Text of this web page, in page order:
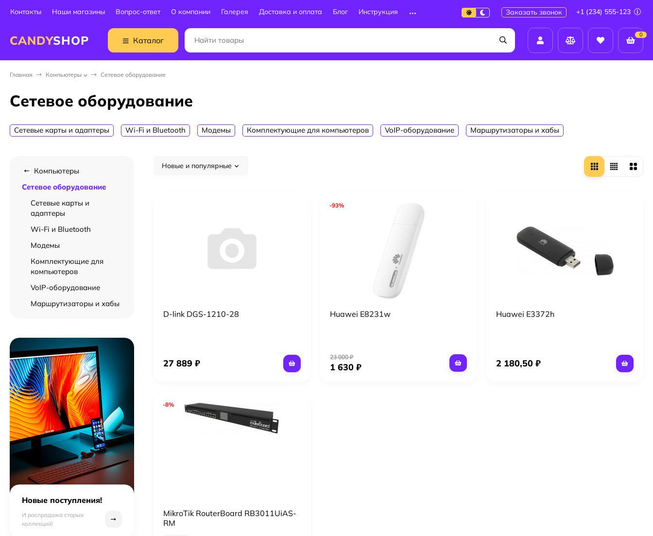
Контакты Наши магазины Вопрос-ответ О компании Галерея Доставка и оплата Блог Инструкция Заказать звонок +1 (234) 555-123
CANDYSHOP Каталог
0
Главная Компьютеры Сетевое оборудование
Сетевое оборудование
Сетевые карты и адаптеры Wi-Fi и Bluetooth Модемы Комплектующие для компьютеров VoIP-оборудование Маршрутизаторы и хабы
Новые и популярные
D-link DGS-1210-28
27 889 ₽
-93%
Huawei E8231w
23 000 ₽
1 630 ₽
Huawei E3372h
2 180,50 ₽
-8%
MikroTik RouterBoard RB3011UiAS-
RM
Компьютеры
Сетевое оборудование
Сетевые карты и
адаптеры
Wi-Fi и Bluetooth
Модемы
Комплектующие для
компьютеров
VoIP-оборудование
Маршрутизаторы и хабы
Новые поступления!
И распродажа старых
коллекций!